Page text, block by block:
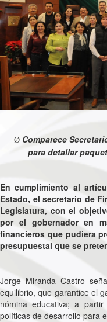
Ø Comparece
para detallar
En cumplimiento al
Estado, el secretario de
Legislatura, con el
por el gobernador en
financieros que pudiera
presupuestal que se
Jorge Miranda Castro
equilibrio, que garantice el
nómina educativa; a
políticas de desarrollo para